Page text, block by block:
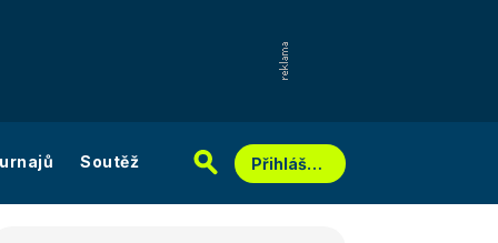
Soutěž Přihlášení